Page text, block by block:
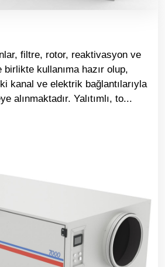
filtre, rotor, reaktivasyon ve
kullanıma hazır olup,
kanal ve elektrik bağlantılarıyla
alınmaktadır. Yalıtımlı, to...